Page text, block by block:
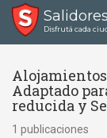
Disfrutá cada
Adaptado
reducida y
1 publicaciones